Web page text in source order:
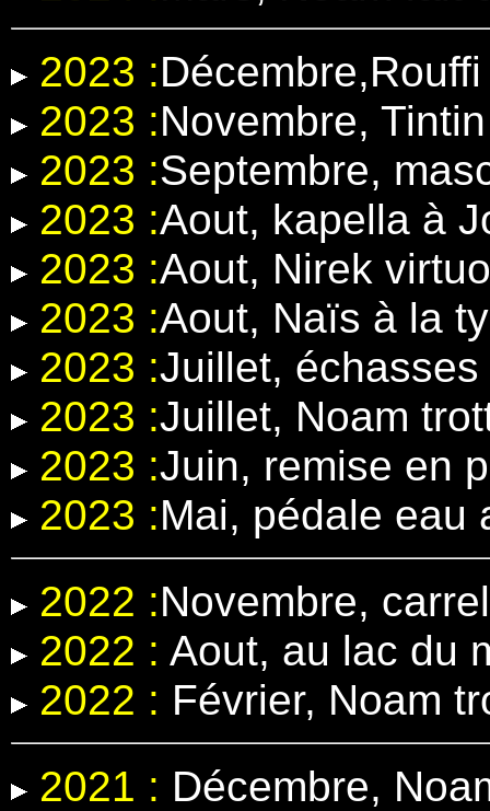
2023 :
2023 :Novembre,
2023 :Septembre,
2023 :Aout, kapella à
2023 :Aout, Nirek
2023 :Aout, Naïs à la
2023 :Juillet,
2023 :Juillet, Noam
2023 :Juin, remise en
2023 :Mai, pédale eau
2022 :Novembre,
2022 : Aout, au lac du
2022 : Février, Noam
2021 : Décembre,